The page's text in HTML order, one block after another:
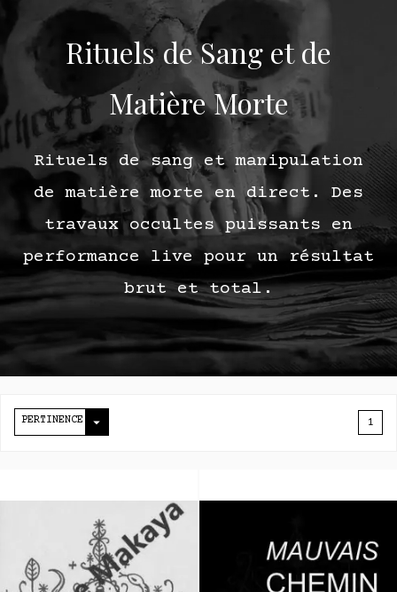
Rituels de Sang et de
Matière Morte
Rituels de sang et manipulation
de matière morte en direct. Des
travaux occultes puissants en
performance live pour un résultat
brut et total.
PERTINENCE  1